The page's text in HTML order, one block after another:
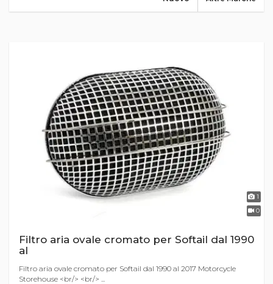
1
0
Filtro aria ovale cromato per Softail dal 1990
al
Filtro aria ovale cromato per Softail dal 1990 al 2017 Motorcycle
Storehouse <br/> <br/> ...